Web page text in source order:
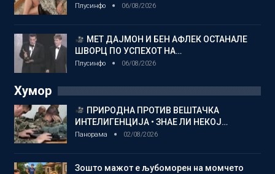
Плусинфо 06/08/2026
МЕТ ДАЈМОН И БЕН АФЛЕК ОСТАНАЛЕ
ШВОРЦ ПО УСПЕХОТ НА…
Плусинфо 06/08/2026
Хумор
ПРИРОДНА ПРОТИВ ВЕШТАЧКА
ИНТЕЛИГЕНЦИЈА • ЗНАЕ ЛИ НЕКОЈ…
Панорама 02/08/2026
Зошто мажот е љубоморен на момчето